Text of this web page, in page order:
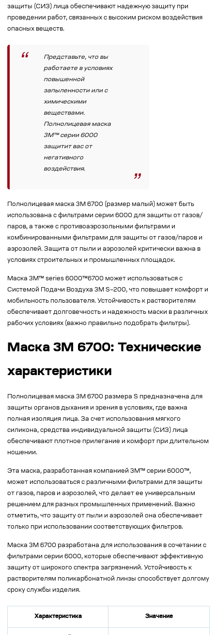
защиты (СИЗ) лица обеспечивают надежную защиту при
проведении работ, связанных с высоким риском воздействия
опасных веществ.
Представьте, что вы
работаете в условиях
повышенной
запыленности или с
химическими
веществами.
Полнолицевая маска
3M™ серии 6000
защитит вас от
негативного
воздействия.
Полнолицевая маска 3M 6700 (размер малый) может быть
использована с фильтрами серии 6000 для защиты от газов/
паров, а также с противоаэрозольными фильтрами и
комбинированными фильтрами для защиты от газов/паров и
аэрозолей. Защита от пыли и аэрозолей критически важна в
условиях строительных и промышленных площадок.
Маска 3M™ series 6000™6700 может использоваться с
Системой Подачи Воздуха 3М S–200, что повышает комфорт и
мобильность пользователя. Устойчивость к растворителям
обеспечивает долговечность и надежность маски в различных
рабочих условиях (важно правильно подобрать фильтры).
Маска 3M 6700: Технические
характеристики
Полнолицевая маска 3M 6700 размера S предназначена для
защиты органов дыхания и зрения в условиях, где важна
полная изоляция лица. За счет использования мягкого
силикона, средства индивидуальной защиты (СИЗ) лица
обеспечивают плотное прилегание и комфорт при длительном
ношении.
Эта маска, разработанная компанией 3M™ серии 6000™,
может использоваться с различными фильтрами для защиты
от газов, паров и аэрозолей, что делает ее универсальным
решением для разных промышленных применений. Важно
отметить, что защиту от пыли и аэрозолей она обеспечивает
только при использовании соответствующих фильтров.
Маска 3M 6700 разработана для использования в сочетании с
фильтрами серии 6000, которые обеспечивают эффективную
защиту от широкого спектра загрязнений. Устойчивость к
растворителям поликарбонатной линзы способствует долгому
сроку службы изделия.
Характеристика Значение